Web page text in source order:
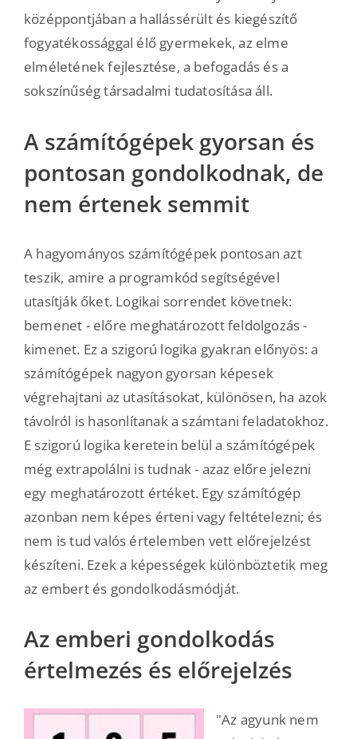
középpontjában a hallássérült és kiegészítő
fogyatékossággal élő gyermekek, az elme
elméletének fejlesztése, a befogadás és a
sokszínűség társadalmi tudatosítása áll.
A számítógépek gyorsan és
pontosan gondolkodnak, de
nem értenek semmit
A hagyományos számítógépek pontosan azt
teszik, amire a programkód segítségével
utasítják őket. Logikai sorrendet követnek:
bemenet - előre meghatározott feldolgozás -
kimenet. Ez a szigorú logika gyakran előnyös: a
számítógépek nagyon gyorsan képesek
végrehajtani az utasításokat, különösen, ha azok
távolról is hasonlítanak a számtani feladatokhoz.
E szigorú logika keretein belül a számítógépek
még extrapolálni is tudnak - azaz előre jelezni
egy meghatározott értéket. Egy számítógép
azonban nem képes érteni vagy feltételezni; és
nem is tud valós értelemben vett előrejelzést
készíteni. Ezek a képességek különböztetik meg
az embert és gondolkodásmódját.
Az emberi gondolkodás
értelmezés és előrejelzés
"Az agyunk nem